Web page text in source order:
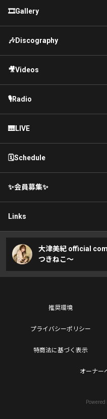
🎞Gallery
🎶Discography
🎥Videos
🎙Radio
🎹LIVE
🗓Schedule
✨会員募集✨
Links
大津美紀 official
つきねこ〜
推奨環境
プライバシーポリシー
特商法に基づく表示
オーナー
Powered